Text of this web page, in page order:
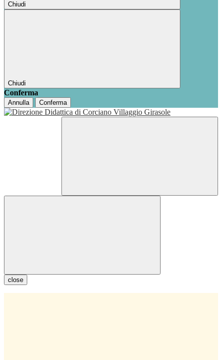
Chiudi
Chiudi
Conferma
Annulla Conferma
close